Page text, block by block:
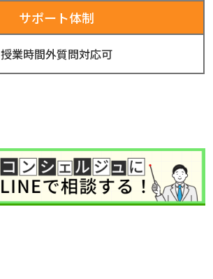
サポート体制
授業時間外質問対応可